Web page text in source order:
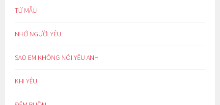
TỪ MẪU
NHỚ NGƯỜI YÊU
SAO EM KHÔNG NÓI YÊU ANH
KHI YÊU